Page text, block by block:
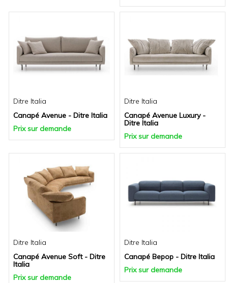
Ditre Italia
Canapé Avenue - Ditre Italia
Prix sur demande
Ditre Italia
Canapé Avenue Luxury -
Ditre Italia
Prix sur demande
Ditre Italia
Canapé Avenue Soft - Ditre
Italia
Prix sur demande
Ditre Italia
Canapé Bepop - Ditre Italia
Prix sur demande